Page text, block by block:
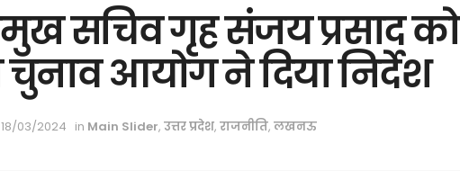
सचिव गृह संजय प्रसाद को
आयोग ने दिया निर्देश
18/03/2024 in Main Slider, उत्तर प्रदेश, राजनीति, लखनऊ